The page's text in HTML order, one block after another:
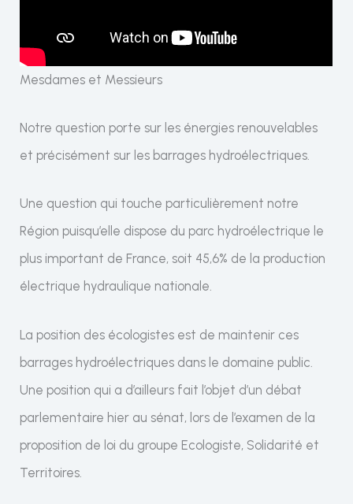
Mesdames et Messieurs
Notre question porte sur les énergies renouvelables
et précisément sur les barrages hydroélectriques.
Une question qui touche particulièrement notre
Région puisqu’elle dispose du parc hydroélectrique le
plus important de France, soit 45,6% de la production
électrique hydraulique nationale.
La position des écologistes est de maintenir ces
barrages hydroélectriques dans le domaine public.
Une position qui a d’ailleurs fait l’objet d’un débat
parlementaire hier au sénat, lors de l’examen de la
proposition de loi du groupe Ecologiste, Solidarité et
Territoires.